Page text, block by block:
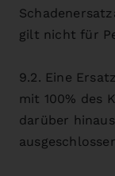
gilt nicht für
9.2. Eine
mit 100% des
darüber